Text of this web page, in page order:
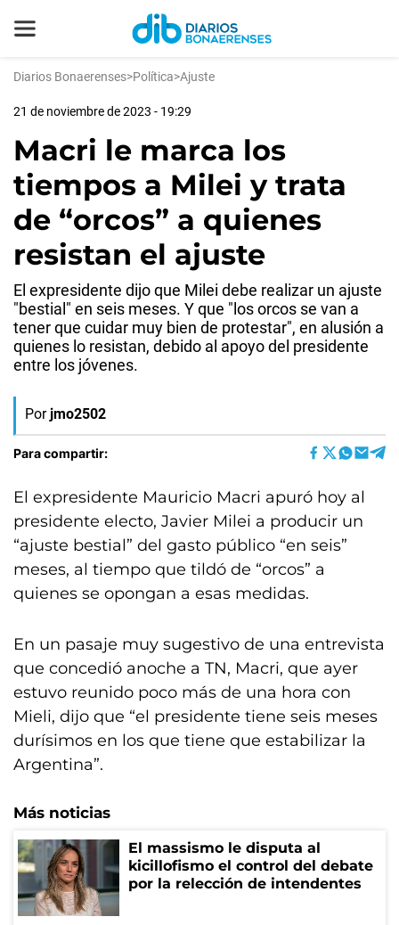
Diarios Bonaerenses>Política>Ajuste
21 de noviembre de 2023 - 19:29
Macri le marca los
tiempos a Milei y trata
de “orcos” a quienes
resistan el ajuste
El expresidente dijo que Milei debe realizar un ajuste
"bestial" en seis meses. Y que "los orcos se van a
tener que cuidar muy bien de protestar", en alusión a
quienes lo resistan, debido al apoyo del presidente
entre los jóvenes.
Por jmo2502
Para compartir:
El expresidente Mauricio Macri apuró hoy al
presidente electo, Javier Milei a producir un
“ajuste bestial” del gasto público “en seis”
meses, al tiempo que tildó de “orcos” a
quienes se opongan a esas medidas.
En un pasaje muy sugestivo de una entrevista
que concedió anoche a TN, Macri, que ayer
estuvo reunido poco más de una hora con
Mieli, dijo que “el presidente tiene seis meses
durísimos en los que tiene que estabilizar la
Argentina”.
Más noticias
El massismo le disputa al
kicillofismo el control del debate
por la relección de intendentes